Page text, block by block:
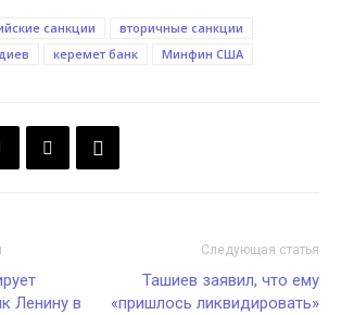
санкции
вторичные санкции
керемет банк Минфин США
Ленину в
Следующая статья
Ташиев заявил, что ему
«пришлось ликвидировать»